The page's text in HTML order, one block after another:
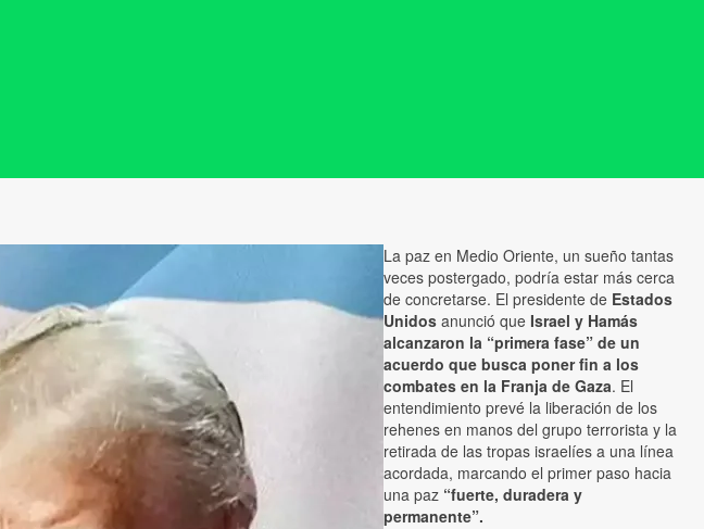
La paz en Medio Oriente, un sueño tantas
veces postergado, podría estar más cerca
de concretarse. El presidente de Estados
Unidos anunció que Israel y Hamás
alcanzaron la “primera fase” de un
acuerdo que busca poner fin a los
combates en la Franja de Gaza. El
entendimiento prevé la liberación de los
rehenes en manos del grupo terrorista y la
retirada de las tropas israelíes a una línea
acordada, marcando el primer paso hacia
una paz “fuerte, duradera y
permanente”.